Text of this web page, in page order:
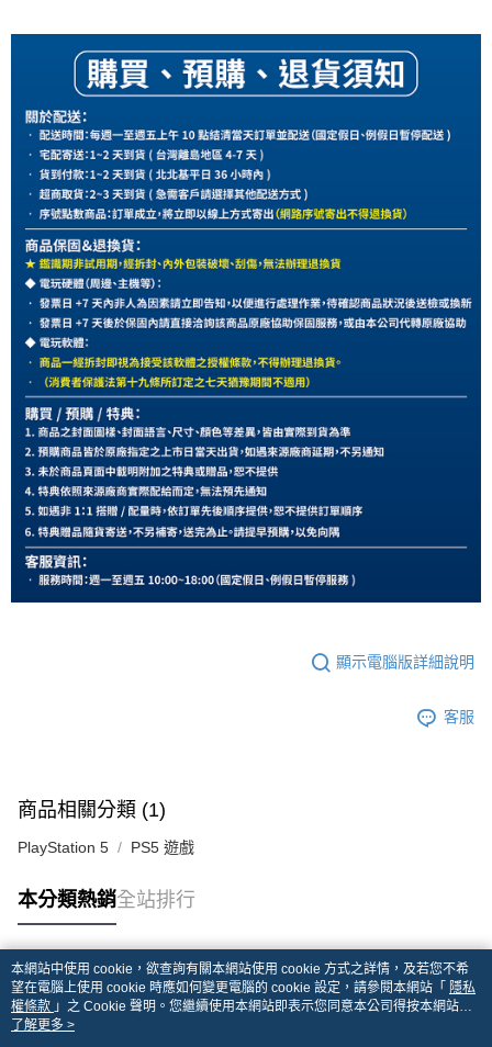
顯示電腦版詳細說明
客服
商品相關分類 (1)
PlayStation 5 PS5 遊戲
本分類熱銷全站排行
熱門標籤
本網站中使用 cookie，欲查詢有關本網站使用 cookie 方式之詳情，及若您不希
望在電腦上使用 cookie 時應如何變更電腦的 cookie 設定，請參閱本網站「 隱私
權條款 」之 Cookie 聲明。您繼續使用本網站即表示您同意本公司得按本網站使
用條款之 Cookie 聲明使用 cookie。
了解更多 >